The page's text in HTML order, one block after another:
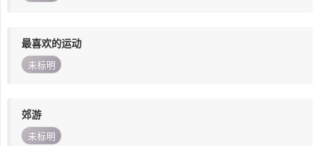
最喜欢的运动
未标明
郊游
未标明